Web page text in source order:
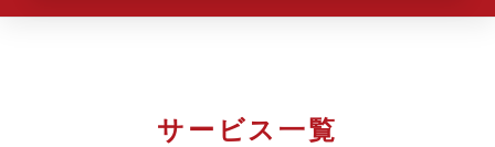
サービス一覧